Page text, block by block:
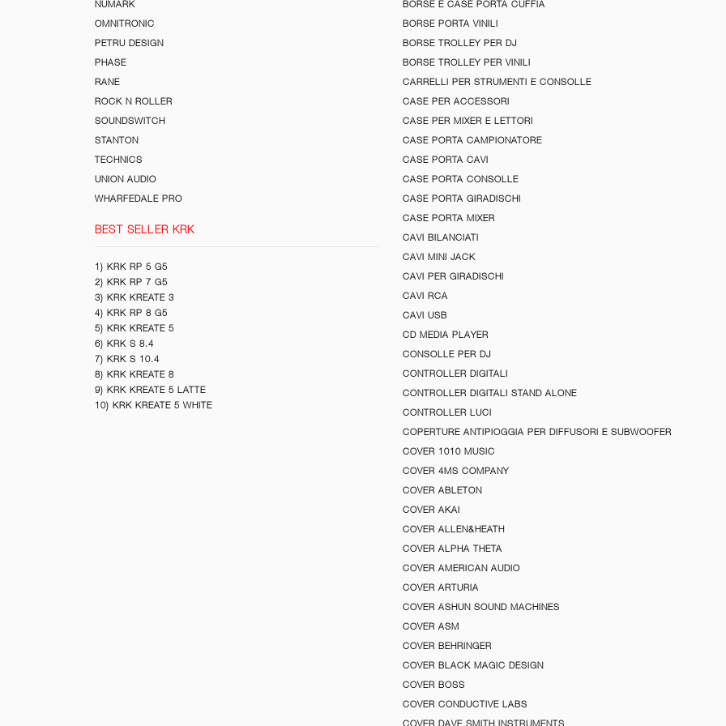
NUMARK
OMNITRONIC
PETRU DESIGN
PHASE
RANE
ROCK N ROLLER
SOUNDSWITCH
STANTON
TECHNICS
UNION AUDIO
WHARFEDALE PRO
BEST SELLER KRK
1) KRK RP 5 G5
2) KRK RP 7 G5
3) KRK KREATE 3
4) KRK RP 8 G5
5) KRK KREATE 5
6) KRK S 8.4
7) KRK S 10.4
8) KRK KREATE 8
9) KRK KREATE 5 LATTE
10) KRK KREATE 5 WHITE
BORSE E CASE PORTA CUFFIA
BORSE PORTA VINILI
BORSE TROLLEY PER DJ
BORSE TROLLEY PER VINILI
CARRELLI PER STRUMENTI E CONSOLLE
CASE PER ACCESSORI
CASE PER MIXER E LETTORI
CASE PORTA CAMPIONATORE
CASE PORTA CAVI
CASE PORTA CONSOLLE
CASE PORTA GIRADISCHI
CASE PORTA MIXER
CAVI BILANCIATI
CAVI MINI JACK
CAVI PER GIRADISCHI
CAVI RCA
CAVI USB
CD MEDIA PLAYER
CONSOLLE PER DJ
CONTROLLER DIGITALI
CONTROLLER DIGITALI STAND ALONE
CONTROLLER LUCI
COPERTURE ANTIPIOGGIA PER DIFFUSORI E SUBWOOFER
COVER 1010 MUSIC
COVER 4MS COMPANY
COVER ABLETON
COVER AKAI
COVER ALLEN&HEATH
COVER ALPHA THETA
COVER AMERICAN AUDIO
COVER ARTURIA
COVER ASHUN SOUND MACHINES
COVER ASM
COVER BEHRINGER
COVER BLACK MAGIC DESIGN
COVER BOSS
COVER CONDUCTIVE LABS
COVER DAVE SMITH INSTRUMENTS